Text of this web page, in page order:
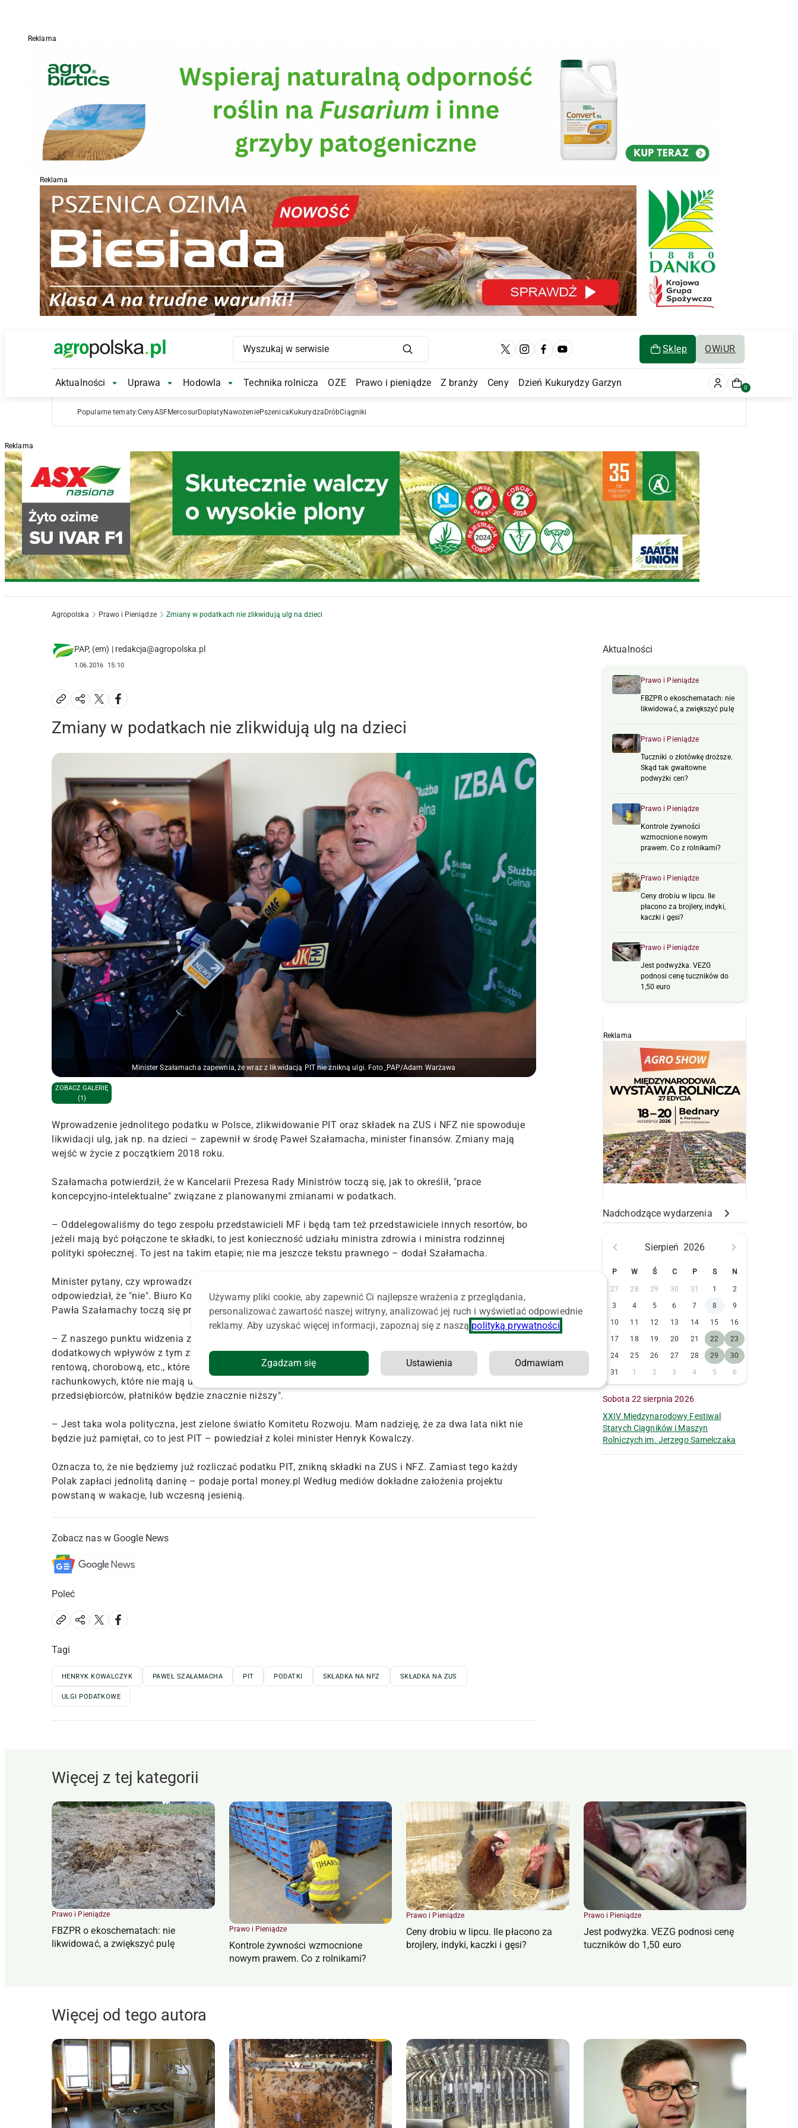
Reklama
Reklama
Main Logo Sklep OWiUR
Main Navigation
Aktualności Aktualności Submenu
Uprawa Uprawa Submenu
Hodowla Hodowla Submenu
Technika rolnicza OZE Prawo i pieniądze Z branży Ceny Dzień Kukurydzy Garzyn 0
Popularne tematy:CenyASFMercosurDopłatyNawożeniePszenica Kukurydza DróbCiągniki
Reklama
Agropolska Prawo i Pieniądze Zmiany w podatkach nie zlikwidują ulg na dzieci
PAP, (em) | redakcja@agropolska.pl
1.06.2016 15:10
Zmiany w podatkach nie zlikwidują ulg na dzieci
Minister Szałamacha zapewnia, że wraz z likwidacją PIT nie znikną ulgi. Foto_PAP/Adam Warżawa
ZOBACZ GALERIĘ
(1)
Wprowadzenie jednolitego podatku w Polsce, zlikwidowanie PIT oraz składek na ZUS i NFZ nie spowoduje
likwidacji ulg, jak np. na dzieci – zapewnił w środę Paweł Szałamacha, minister finansów. Zmiany mają
wejść w życie z początkiem 2018 roku.
Szałamacha potwierdził, że w Kancelarii Prezesa Rady Ministrów toczą się, jak to określił, "prace
koncepcyjno-intelektualne" związane z planowanymi zmianami w podatkach.
– Oddelegowaliśmy do tego zespołu przedstawicieli MF i będą tam też przedstawiciele innych resortów, bo
jeżeli mają być połączone te składki, to jest konieczność udziału ministra zdrowia i ministra rodzinnej
polityki społecznej. To jest na takim etapie; nie ma jeszcze tekstu prawnego – dodał Szałamacha.
Minister pytany, czy wprowadzenie jednolitej daniny spowoduje likwidację ulg podatkowych, np. na dzieci,
odpowiedział, że "nie". Biuro Komunikacji i Promocji MF podało PAP, że "w KPRM z udziałem m.in. ministra
Pawła Szałamachy toczą się prace nad koncepcją połączenia dotychczasowych danin w jeden podatek".
– Z naszego punktu widzenia założenia są takie, że ta zmiana będzie neutralna dla budżetu; nie będzie
dodatkowych wpływów z tym związanych, zniknie dziś odrębna składka zdrowotna, dzielone składki na
rentową, chorobową, etc., które powodują, że w gospodarce wykonywanych jest milion operacji
rachunkowych, które nie mają uzasadnienia – tłumaczył szef resortu. Ocenił, że "w związku z tym ciężar dla
przedsiębiorców, płatników będzie znacznie niższy".
– Jest taka wola polityczna, jest zielone światło Komitetu Rozwoju. Mam nadzieję, że za dwa lata nikt nie
będzie już pamiętał, co to jest PIT – powiedział z kolei minister Henryk Kowalczy.
Oznacza to, że nie będziemy już rozliczać podatku PIT, znikną składki na ZUS i NFZ. Zamiast tego każdy
Polak zapłaci jednolitą daninę – podaje portal money.pl Według mediów dokładne założenia projektu
powstaną w wakacje, lub wczesną jesienią.
Zobacz nas w Google News
Poleć
Tagi
HENRYK KOWALCZYK PAWEŁ SZAŁAMACHA PIT PODATKI SKŁADKA NA NFZ SKŁADKA NA ZUS
ULGI PODATKOWE
Aktualności
Prawo i Pieniądze
FBZPR o ekoschematach: nie
likwidować, a zwiększyć pulę
Prawo i Pieniądze
Tuczniki o złotówkę droższe.
Skąd tak gwałtowne
podwyżki cen?
Prawo i Pieniądze
Kontrole żywności
wzmocnione nowym
prawem. Co z rolnikami?
Prawo i Pieniądze
Ceny drobiu w lipcu. Ile
płacono za brojlery, indyki,
kaczki i gęsi?
Prawo i Pieniądze
Jest podwyżka. VEZG
podnosi cenę tuczników do
1,50 euro
Reklama
Nadchodzące wydarzenia
Sierpień 2026
P W Ś C P S N
27 28 29 30 31 1
2
3
4 5 6 7 8
9
10
11 12 13 14 15
16
17
18 19 20 21 22
23
24
25 26 27 28 29
30
31
1 2 3 4 5 6
Sobota 22 sierpnia 2026
XXIV Międzynarodowy Festiwal
Starych Ciągników i Maszyn
Rolniczych im. Jerzego Samelczaka
Więcej z tej kategorii
Prawo i Pieniądze
FBZPR o ekoschematach: nie
likwidować, a zwiększyć pulę
Prawo i Pieniądze
Kontrole żywności wzmocnione
nowym prawem. Co z rolnikami?
Prawo i Pieniądze
Ceny drobiu w lipcu. Ile płacono za
brojlery, indyki, kaczki i gęsi?
Prawo i Pieniądze
Jest podwyżka. VEZG podnosi cenę
tuczników do 1,50 euro
Więcej od tego autora
Używamy pliki cookie, aby zapewnić Ci najlepsze wrażenia z przeglądania,
personalizować zawartość naszej witryny, analizować jej ruch i wyświetlać odpowiednie
reklamy. Aby uzyskać więcej informacji, zapoznaj się z naszą polityką prywatności
Zgadzam się Ustawienia Odmawiam